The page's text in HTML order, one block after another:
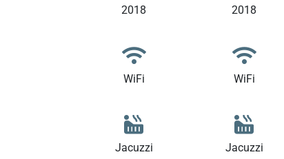
2018 2018
WiFi WiFi
Jacuzzi Jacuzzi